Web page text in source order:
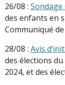
26/08 : Sondage
des enfants en
Communiqué
28/08 : Avis
des élections
2024, et des